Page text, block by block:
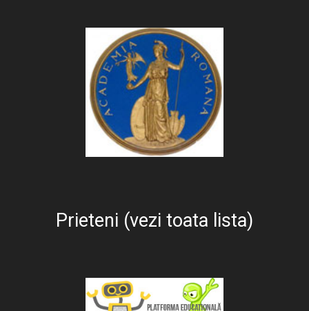
Prieteni (vezi toata lista)